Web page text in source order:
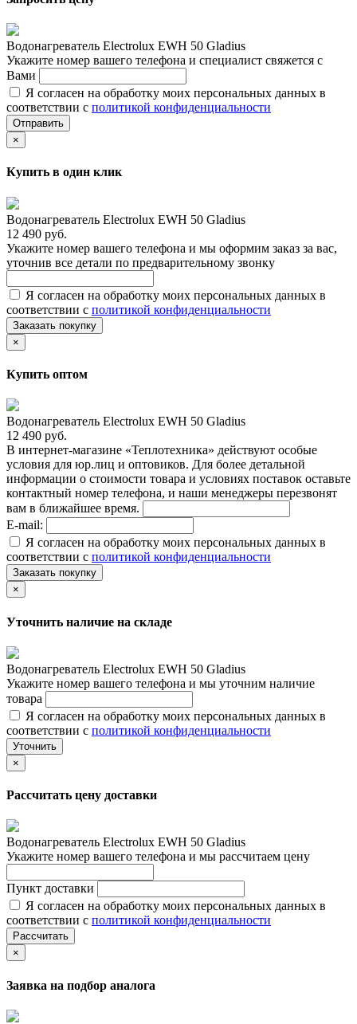
Водонагреватель Electrolux EWH 50 Gladius
Укажите номер вашего телефона и специалист свяжется с
Вами
Я согласен на обработку моих персональных данных в
соответствии с политикой конфиденциальности
Отправить
×
Купить в один клик
Водонагреватель Electrolux EWH 50 Gladius
12 490 руб.
Укажите номер вашего телефона и мы оформим заказ за вас,
уточнив все детали по предварительному звонку
Я согласен на обработку моих персональных данных в
соответствии с политикой конфиденциальности
Заказать покупку
×
Купить оптом
Водонагреватель Electrolux EWH 50 Gladius
12 490 руб.
В интернет-магазине «Теплотехника» действуют особые
условия для юр.лиц и оптовиков. Для более детальной
информации о стоимости товара и условиях поставок оставьте
контактный номер телефона, и наши менеджеры перезвонят
вам в ближайшее время.
E-mail:
Я согласен на обработку моих персональных данных в
соответствии с политикой конфиденциальности
Заказать покупку
×
Уточнить наличие на складе
Водонагреватель Electrolux EWH 50 Gladius
Укажите номер вашего телефона и мы уточним наличие
товара
Я согласен на обработку моих персональных данных в
соответствии с политикой конфиденциальности
Уточнить
×
Рассчитать цену доставки
Водонагреватель Electrolux EWH 50 Gladius
Укажите номер вашего телефона и мы рассчитаем цену
Пункт доставки
Я согласен на обработку моих персональных данных в
соответствии с политикой конфиденциальности
Рассчитать
×
Заявка на подбор аналога